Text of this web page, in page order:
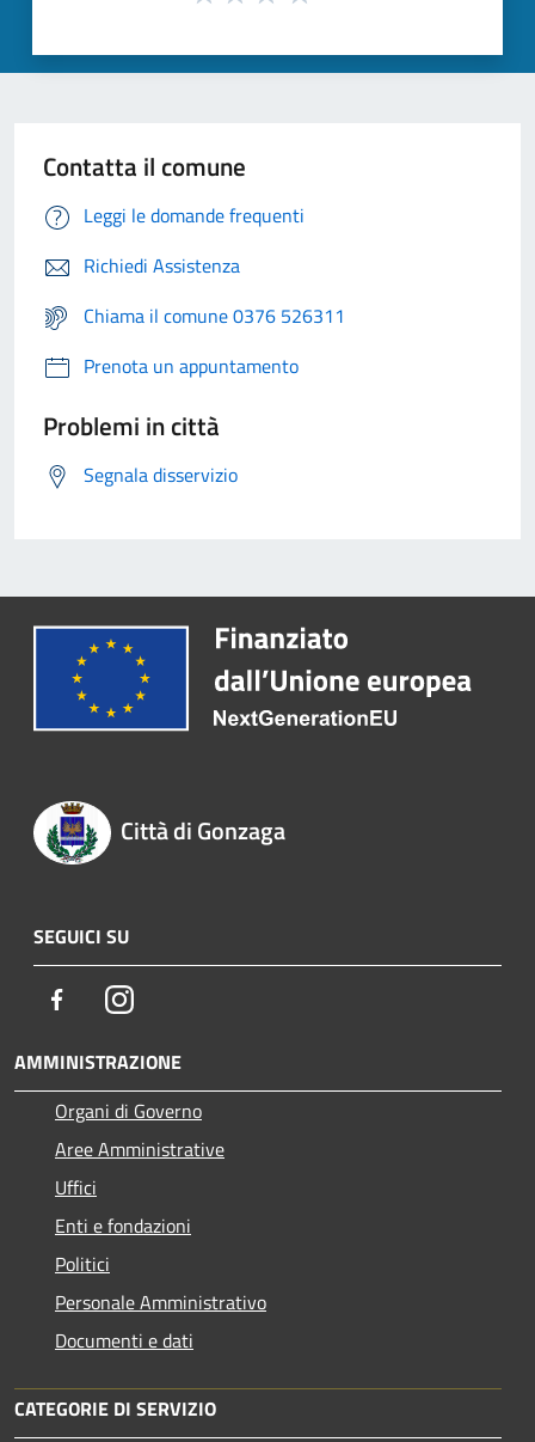
Contatta il comune
Leggi le domande frequenti
Richiedi Assistenza
Chiama il comune 0376 526311
Prenota un appuntamento
Problemi in città
Segnala disservizio
Città di Gonzaga
SEGUICI SU
FacebookInstagram
AMMINISTRAZIONE
Organi di Governo
Aree Amministrative
Uffici
Enti e fondazioni
Politici
Personale Amministrativo
Documenti e dati
CATEGORIE DI SERVIZIO